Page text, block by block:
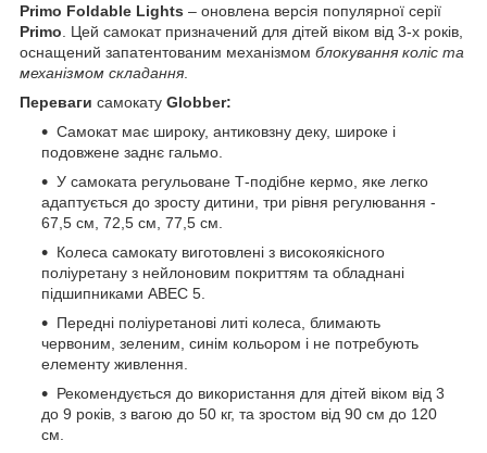
Primo Foldable Lights – оновлена версія популярної серії
Primo . Цей самокат призначений для дітей віком від 3-х років,
оснащений запатентованим механізмом блокування коліс та
механізмом складання
Переваги самокату Globber:
Самокат має широку, антиковзну деку, широке і
подовжене заднє гальмо.
У самоката регульоване Т-подібне кермо, яке легко
адаптується до зросту дитини, три рівня регулювання -
67,5 см, 72,5 см, 77,5 см.
Колеса самокату виготовлені з високоякісного
поліуретану з нейлоновим покриттям та обладнані
підшипниками ABEC 5.
Передні поліуретанові литі колеса, блимають
червоним, зеленим, синім кольором і не потребують
елементу живлення.
Рекомендується до використання для дітей віком від 3
до 9 років, з вагою до 50 кг, та зростом від 90 см до 120
см.